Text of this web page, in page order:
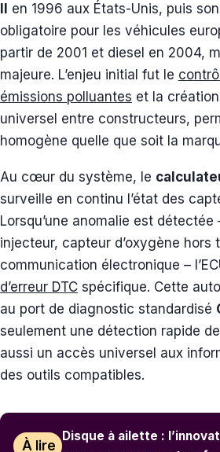
en 1996 aux États-Unis, puis
obligatoire pour les véhicules
partir de 2001 et diesel en 2004,
majeure. L’enjeu initial fut le
émissions polluantes et la
universel entre constructeurs,
homogène quelle que soit la
Au cœur du système, le
surveille en continu l’état des
Lorsqu’une anomalie est détectée
injecteur, capteur d’oxygène hors
communication électronique –
d’erreur DTC spécifique. Cette
au port de diagnostic standardisé
seulement une détection rapide
aussi un accès universel aux
des outils compatibles.
À lire
Disque à ailette :